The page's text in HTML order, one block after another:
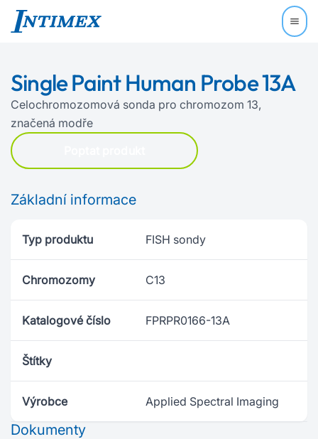
Single Paint Human Probe 13A
Celochromozomová sonda pro chromozom 13,
značená modře
Základní informace
Typ produktu FISH sondy
Chromozomy C13
Katalogové číslo FPRPR0166-13A
Štítky
Výrobce Applied Spectral Imaging
Dokumenty